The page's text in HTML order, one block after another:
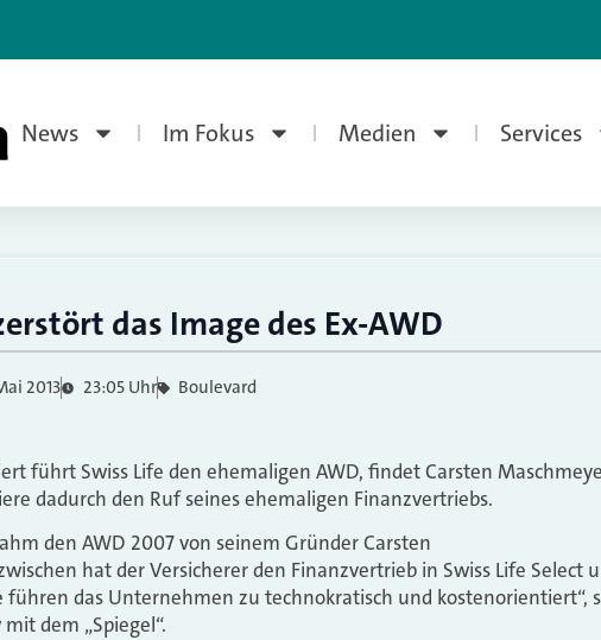
News Im Fokus Medien Services
das Image des Ex-AWD
2013 23:05 Uhr Boulevard
führt Swiss Life den ehemaligen AWD, findet Carsten
dadurch den Ruf seines ehemaligen Finanzvertriebs.
den AWD 2007 von seinem Gründer Carsten
hat der Versicherer den Finanzvertrieb in Swiss Life Select
führen das Unternehmen zu technokratisch und kostenorientiert“,
dem „Spiegel“.